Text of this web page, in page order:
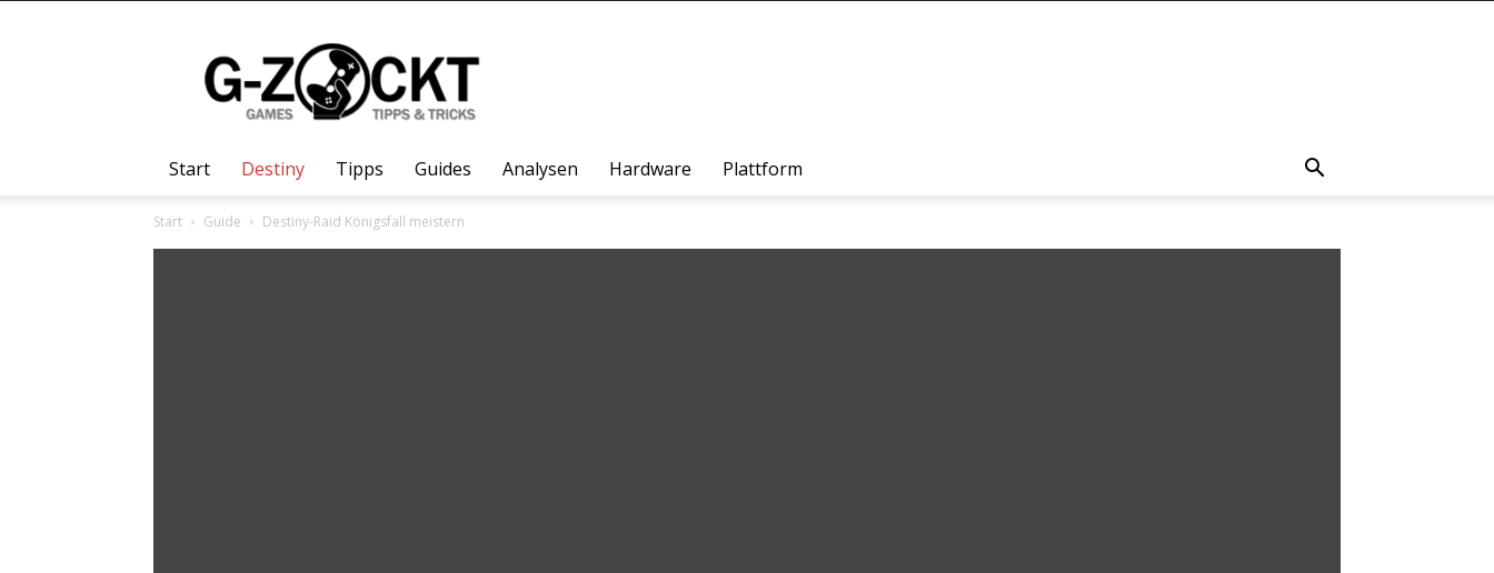
Zockt.DE
Start Destiny Tipps Guides Analysen Hardware Plattform
Start Guide Destiny-Raid Königsfall meistern